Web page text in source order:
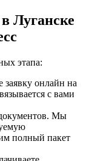
Луганске
этапа:
заявку онлайн на
с вами
Мы
полный пакет